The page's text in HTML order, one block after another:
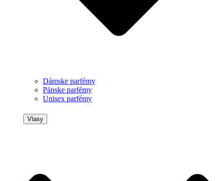
Dámske parfémy
Pánske parfémy
Unisex parfémy
Vlasy